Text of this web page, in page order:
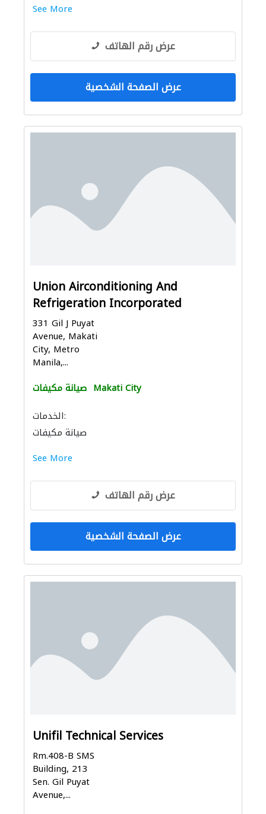
See More
عرض رقم الهاتف
عرض الصفحة الشخصية
Union Airconditioning And
Refrigeration Incorporated
331 Gil J Puyat
Avenue, Makati
City, Metro
Manila,...
صيانة مكيفات Makati City
الخدمات:
صيانة مكيفات
See More
عرض رقم الهاتف
عرض الصفحة الشخصية
Unifil Technical Services
Rm.408-B SMS
Building, 213
Sen. Gil Puyat
Avenue,...